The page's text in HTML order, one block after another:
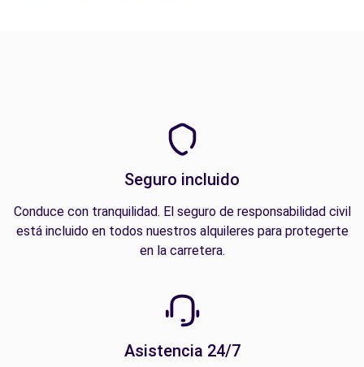
Seguro incluido
Conduce con tranquilidad. El seguro de responsabilidad civil
está incluido en todos nuestros alquileres para protegerte
en la carretera.
Asistencia 24/7